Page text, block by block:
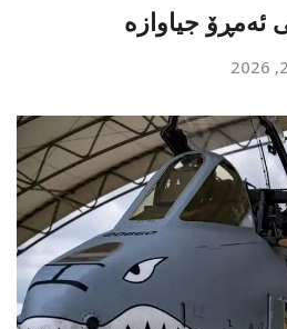
ئەمڕۆ جیاوازە